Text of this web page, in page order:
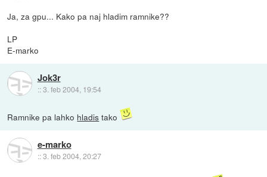
Ja, za gpu... Kako pa naj hladim ramnike??
LP
E-marko
Jok3r
::3. feb 2004, 19:54
Ramnike pa lahko hladis tako
e-marko
::3. feb 2004, 20:27